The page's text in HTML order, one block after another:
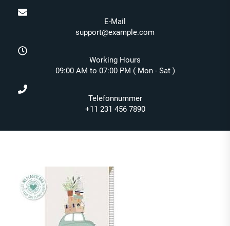
E-Mail
support@example.com
Working Hours
09:00 AM to 07:00 PM ( Mon - Sat )
Telefonnummer
+11 231 456 7890